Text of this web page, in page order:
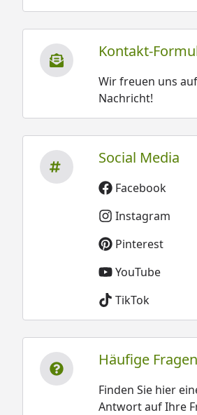
Kontakt-
Wir freuen uns
Nachricht!
Social Media
Facebook
Instagram
Pinterest
YouTube
TikTok
Häufige Fragen
Finden Sie hier
Antwort auf Ihre